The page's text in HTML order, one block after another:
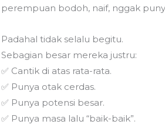
perempuan bodoh, naif, nggak
Padahal tidak selalu begitu.
Sebagian besar mereka justru:
✅ Cantik di atas rata-rata.
✅ Punya otak cerdas.
✅ Punya potensi besar.
✅ Punya masa lalu “baik-baik”.